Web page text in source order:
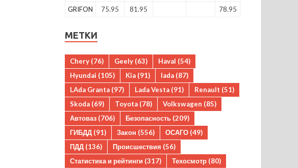
GRIFON
75.95 81.95 78.95
МЕТКИ
Chery (76) Geely (63) Haval (54)
Hyundai (105) Kia (91) lada (87)
LAda Granta (97) Lada Vesta (91) Renault (51)
Skoda (69) Toyota (78) Volkswagen (85)
Автоваз (706) Безопасность (209)
ГИБДД (91) Закон (556) ОСАГО (49)
ПДД (136) Происшествия (56)
Статистика и рейтинги (317) Техосмотр (80)